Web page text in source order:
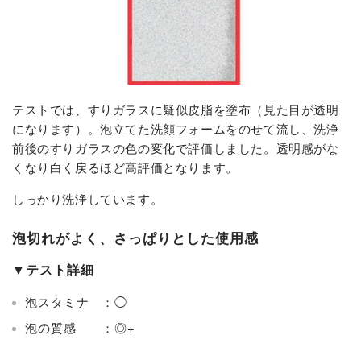
テストでは、すりガラスに疑似皮脂を塗布（見た目が透明
になります）。泡立てた洗顔フォームをのせて流し、洗浄
前後のすりガラスの色の変化で評価しました。透明感がな
くなり白く戻るほど高評価となります。
しっかり洗浄しています。
泡切れがよく、さっぱりとした使用感
▼テスト詳細
泡スタミナ ：◯
泡の質感 ：◎+